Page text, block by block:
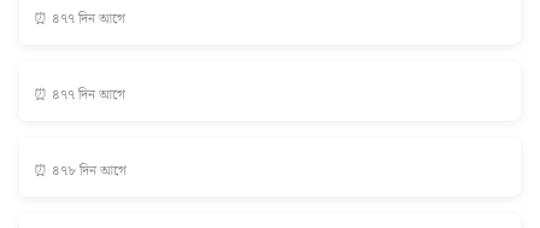
⏰ ৪৭৭ দিন আগে
⏰ ৪৭৭ দিন আগে
⏰ ৪৭৮ দিন আগে